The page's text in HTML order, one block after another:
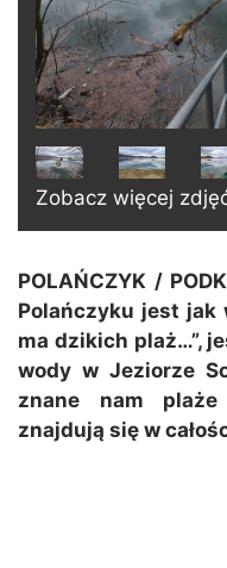
Zobacz więcej
POLAŃCZYK /
Polańczyku jest jak
ma dzikich plaż…”,
wody w Jeziorze
znane nam
znajdują się w